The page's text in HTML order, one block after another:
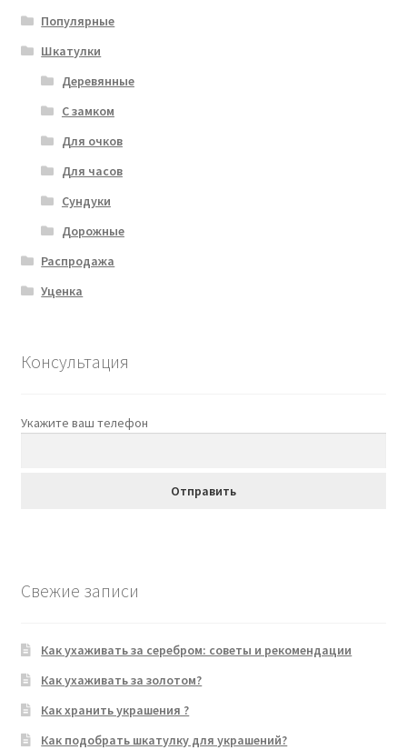
Популярные
Шкатулки
Деревянные
С замком
Для очков
Для часов
Сундуки
Дорожные
Распродажа
Уценка
Консультация
Укажите ваш телефон
Свежие записи
Как ухаживать за серебром: советы и рекомендации
Как ухаживать за золотом?
Как хранить украшения ?
Как подобрать шкатулку для украшений?